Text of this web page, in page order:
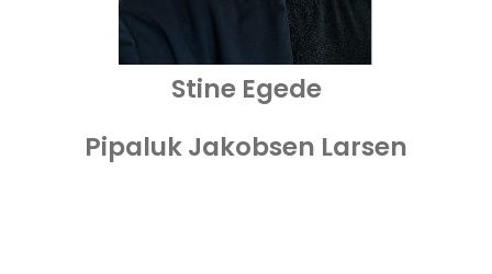
Stine Egede
Pipaluk Jakobsen Larsen